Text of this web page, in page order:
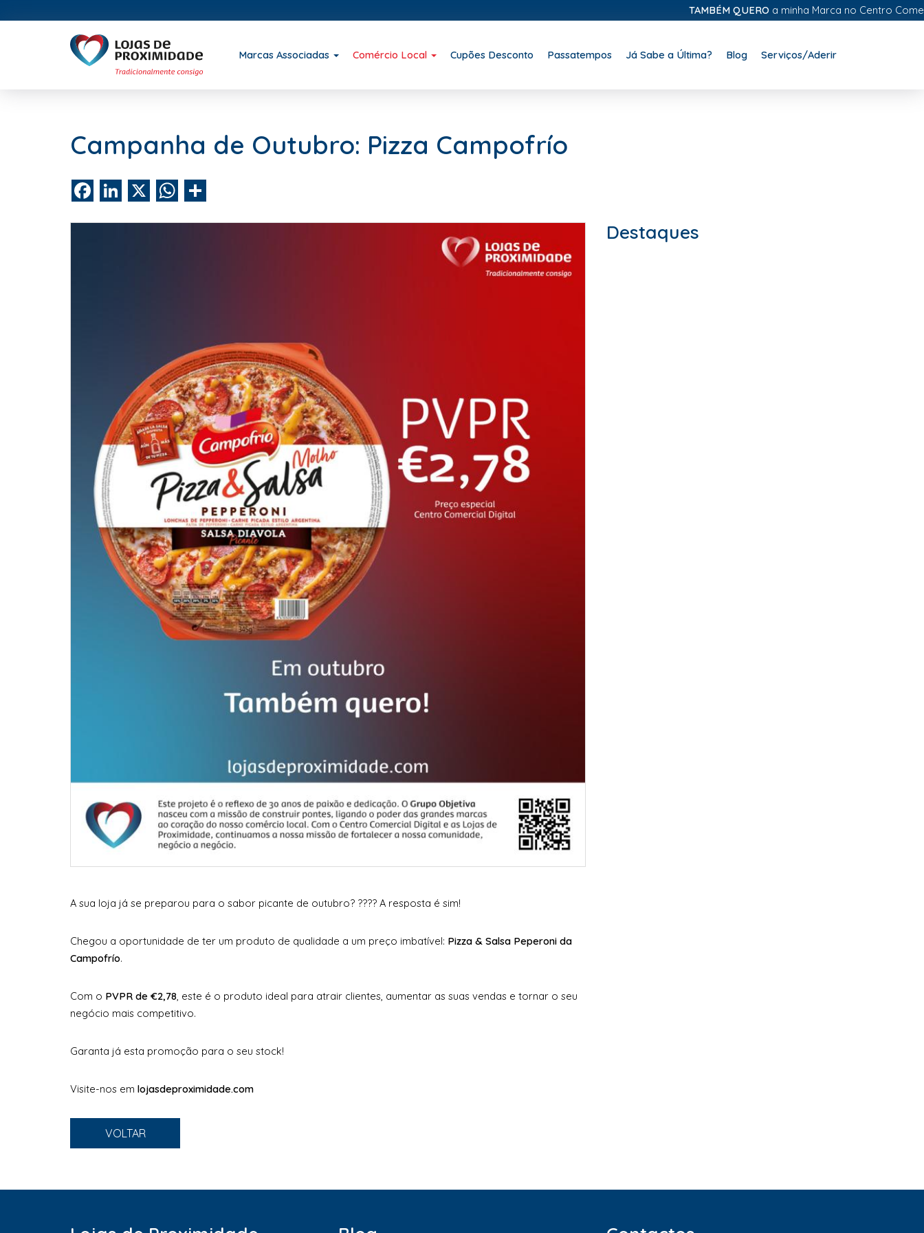
TAMBÉM QUEROa minha Marca no Centro Comercial
Marcas Associadas Comércio Local Cupões Desconto Passatempos Já Sabe a Última? Blog Serviços/Aderir
Campanha de Outubro: Pizza Campofrío
FacebookLinkedIn WhatsApp
A sua loja já se preparou para o sabor picante de outubro? ???? A resposta é sim!
Chegou a oportunidade de ter um produto de qualidade a um preço imbatível: Pizza & Salsa Peperoni da
Campofrío.
Com o PVPR de €2,78 , este é o produto ideal para atrair clientes, aumentar as suas vendas e tornar o seu
negócio mais competitivo.
Garanta já esta promoção para o seu stock!
Visite-nos em lojasdeproximidade.com
VOLTAR
Destaques